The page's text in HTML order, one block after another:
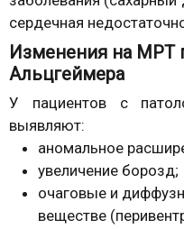
сердечная
Изменения на МРТ
Альцгеймера
У пациентов с
выявляют:
аномальное
увеличение борозд;
очаговые и
веществе